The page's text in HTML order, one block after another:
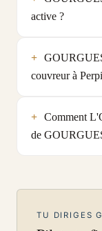
active ?
couvreur à
Comment
de
TU DIRIGES